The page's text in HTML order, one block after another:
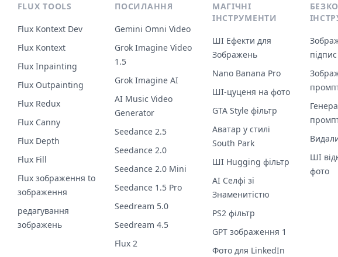
FLUX TOOLS
Flux Kontext Dev
Flux Kontext
Flux Inpainting
Flux Outpainting
Flux Redux
Flux Canny
Flux Depth
Flux Fill
Flux зображення to
зображення
редагування
зображень
ПОСИЛАННЯ
Gemini Omni Video
Grok Imagine Video
1.5
Grok Imagine AI
AI Music Video
Generator
Seedance 2.5
Seedance 2.0
Seedance 2.0 Mini
Seedance 1.5 Pro
Seedream 5.0
Seedream 4.5
Flux 2
МАГІЧНІ
ІНСТРУМЕНТИ
ШІ Ефекти для
Зображень
Nano Banana Pro
ШІ-цуценя на фото
GTA Style фільтр
Аватар у стилі
South Park
ШІ Hugging фільтр
AI Селфі зі
Знаменитістю
PS2 фільтр
GPT зображення 1
Фото для LinkedIn
підпис
ШІ
фото